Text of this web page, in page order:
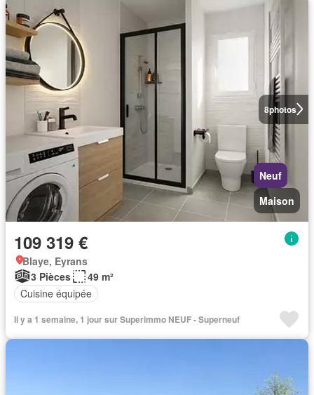
8photos
Neuf
Maison
109 319 €
Blaye, Eyrans
3 Pièces
49 m²
Cuisine équipée
Il y a 1 semaine, 1 jour sur Superimmo NEUF - Superneuf